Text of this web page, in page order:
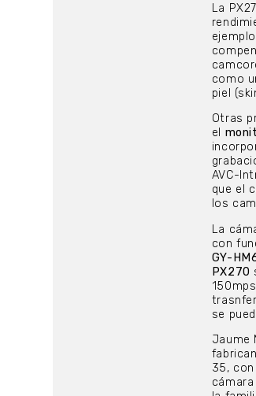
La
como
piel
Otras
el
AVC-
que el
los
La
con
GY-
PX270
se
Jaume
35,